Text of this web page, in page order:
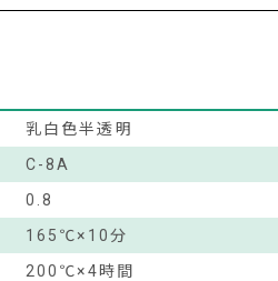
乳白色半透明
C-8A
0.8
165℃×10分
200℃×4時間